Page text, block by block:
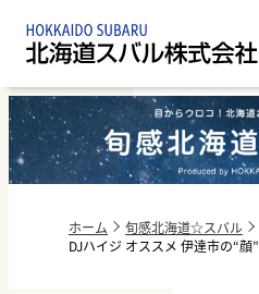
ホーム
旬感北海道☆スバル
DJハイジ オススメ 伊達市の“顔”